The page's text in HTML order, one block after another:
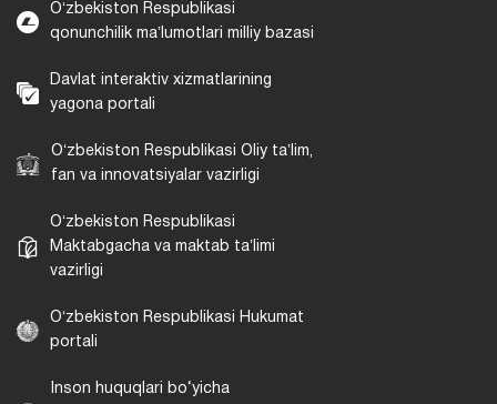
Oʻzbekiston Respublikasi
qonunchilik maʼlumotlari milliy bazasi
Davlat interaktiv xizmatlarining
yagona portali
Oʻzbekiston Respublikasi Oliy taʼlim,
fan va innovatsiyalar vazirligi
Oʻzbekiston Respublikasi
Maktabgacha va maktab taʼlimi
vazirligi
Oʻzbekiston Respublikasi Hukumat
portali
Inson huquqlari bo‘yicha